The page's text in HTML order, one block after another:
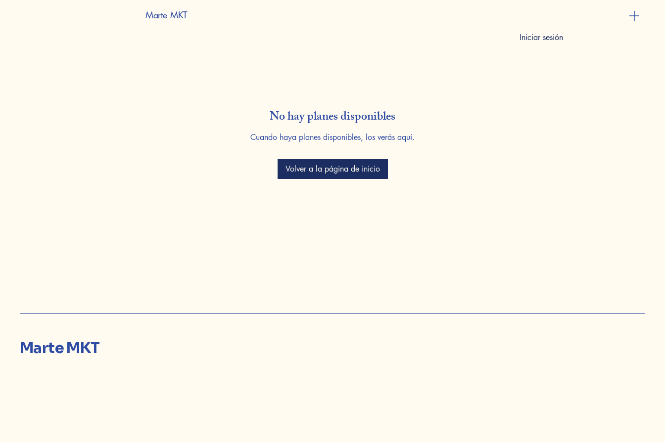
Marte MKT
Iniciar sesión
No hay planes disponibles
Cuando haya planes disponibles, los verás aquí.
Volver a la página de inicio
Marte MKT